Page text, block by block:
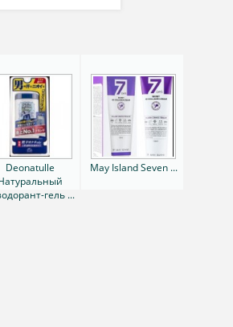
Deonatulle
гель ...
May Island Seven ...